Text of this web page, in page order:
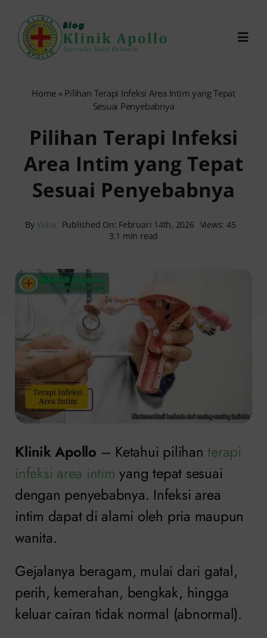
content
Reservasi Online
Search
Home » Pilihan Terapi Infeksi Area Intim yang Tepat
Sesuai Penyebabnya
Pilihan Terapi Infeksi
Area Intim yang Tepat
Sesuai Penyebabnya
By Yulia Published On: Februari 14th, 2026 Views: 45
3.1 min read
Klinik Apollo – Ketahui pilihanterapi
infeksi area intim yang tepat sesuai
dengan penyebabnya. Infeksi area
intim dapat di alami oleh pria maupun
wanita.
Gejalanya beragam, mulai dari gatal,
perih, kemerahan, bengkak, hingga
keluar cairan tidak normal (abnormal).